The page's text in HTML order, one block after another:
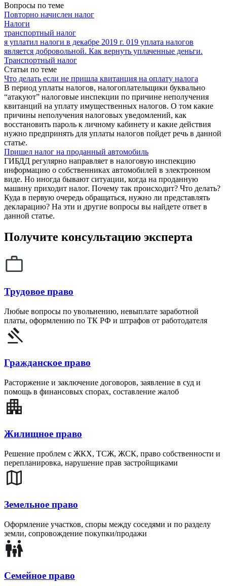
Вопросы по теме
Повторно начислен налог
Налоги
транспортный налог
я уплатил налоги в декабре 2019 г. 019 уплата налогов
является добровольной. Как вернуть уплаченные деньги.
Транспортный налог
Статьи по теме
Что делать если не пришла квитанция на оплату налога
В период уплаты налогов, налогоплательщики буквально
“атакуют” налоговые инспекции по причине неполучения
квитанций на уплату имущественных налогов. О том какие
причины неполучения налоговых уведомлений, как
восстановить пароль к личному кабинету и какие действия
нужно предпринять для уплаты налогов пойдет речь в данной
статье.
Пришел налог на проданный автомобиль
ГИБДД регулярно направляет в налоговую инспекцию
информацию о собственниках автомобилей в электронном
виде. Но иногда бывают ситуации, когда на проданную
машину приходит налог. Почему так происходит? Что делать?
Куда в первую очередь обращаться, нужно ли представлять
декларацию? На эти и другие вопросы вы найдете ответ в
данной статье.
Получите консультацию эксперта
Трудовое право
Любые вопросы по увольнению, невыплате заработной
платы, оформлению по ТК РФ и штрафов от работодателя
Гражданское право
Расторжение и заключение договоров, заявление в суд и
помощь в финансовых спорах, составление жалоб
Жилищное право
Решение проблем с ЖКХ, ТСЖ, ЖСК, право собственности и
перепланировка, нарушение прав застройщиками
Земельное право
Оформление участков, споры между соседями и по разделу
земли, сопровождение покупки/продажи
Семейное право